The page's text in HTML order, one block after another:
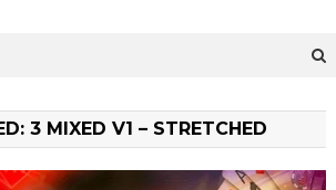
3 MIXED V1 – STRETCHED